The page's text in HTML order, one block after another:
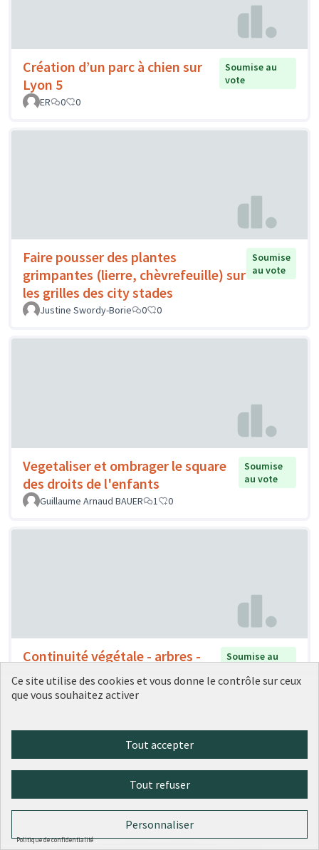
Création d’un parc à chien sur
Lyon 5
Soumise au
vote
ER
0 0
Faire pousser des plantes
grimpantes (lierre, chèvrefeuille) sur
les grilles des city stades
Soumise
au vote
Justine Swordy-Borie 0 0
Vegetaliser et ombrager le square
des droits de l'enfants
Soumise
au vote
Guillaume Arnaud BAUER
1 0
Continuité végétale - arbres -
nichoirs
Soumise au
Bob2Lyon
1 0
Faire quelque chose de cette Soumise au
Ce site utilise des cookies et vous donne le contrôle sur ceux
que vous souhaitez activer
Tout accepter
Tout refuser
Personnaliser
Politique de confidentialité